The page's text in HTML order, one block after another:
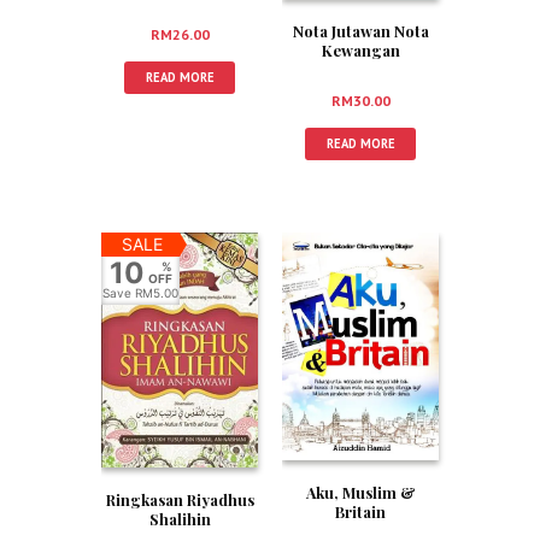
RM26.00
READ MORE
Nota Jutawan Nota
Kewangan
RM30.00
READ MORE
SALE
10
%
OFF
Save RM5.00
Ringkasan Riyadhus
Shalihin
Aku, Muslim &
Britain